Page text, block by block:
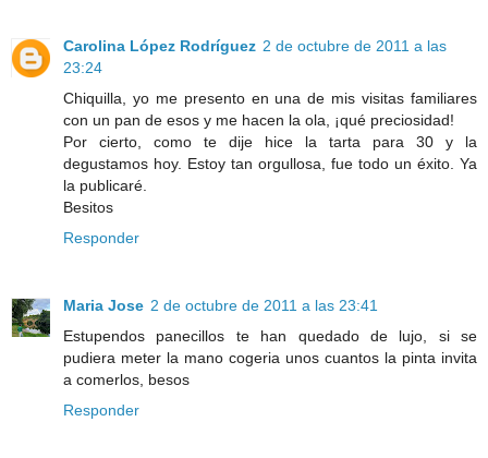
Carolina López Rodríguez 2 de octubre de 2011 a las
23:24
Chiquilla, yo me presento en una de mis visitas familiares
con un pan de esos y me hacen la ola, ¡qué preciosidad!
Por cierto, como te dije hice la tarta para 30 y la
degustamos hoy. Estoy tan orgullosa, fue todo un éxito. Ya
la publicaré.
Besitos
Responder
Maria Jose 2 de octubre de 2011 a las 23:41
Estupendos panecillos te han quedado de lujo, si se
pudiera meter la mano cogeria unos cuantos la pinta invita
a comerlos, besos
Responder